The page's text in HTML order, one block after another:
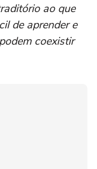
ao que
de aprender e
coexistir